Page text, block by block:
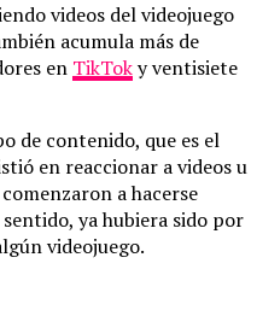
videos del videojuego
acumula más de
en TikToky ventisiete
de contenido, que es el
en reaccionar a videos u
a hacerse
ya hubiera sido por
videojuego.